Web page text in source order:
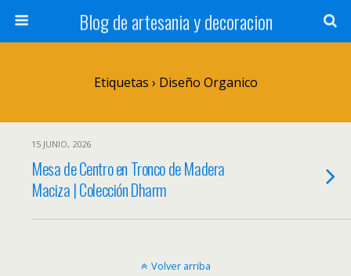
Blog de artesania y decoracion
Etiquetas › Diseño Organico
15 JUNIO, 2026
Mesa de Centro en Tronco de Madera
Maciza | Colección Dharm
Volver arriba